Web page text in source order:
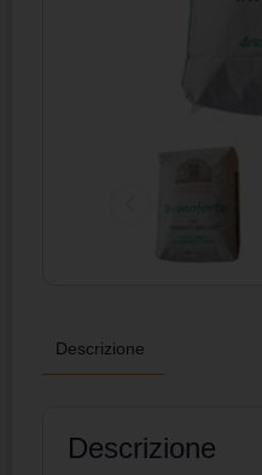
Descrizione
Descrizione